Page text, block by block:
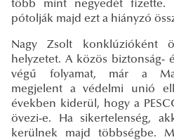
több mint negyedét fizette.
pótolják majd ezt a hiányzó
Nagy Zsolt konklúzióként
helyzetet. A közös biztonság-
végű folyamat, már a
megjelent a védelmi unió
években kiderül, hogy a
övezi-e. Ha sikertelenség,
kerülnek majd többségbe.